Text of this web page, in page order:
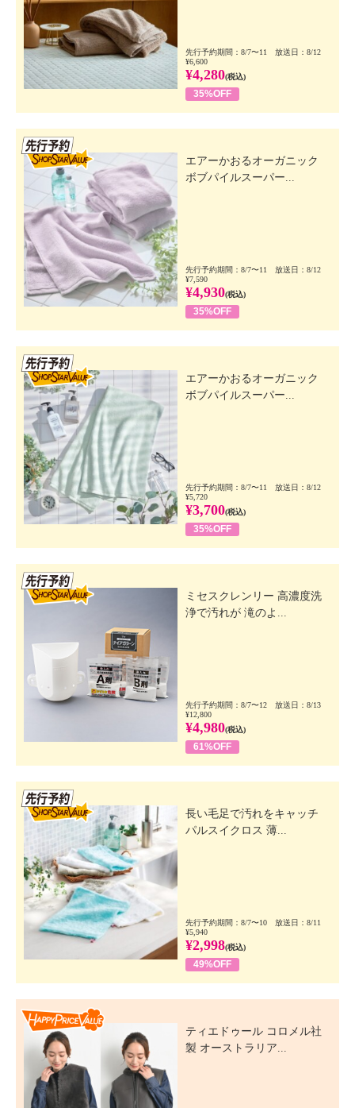
先行予約期間：8/7〜11 放送日：8/12
¥6,600
¥4,280(税込)
35%OFF
エアーかおるオーガニック
ボブパイルスーパー...
先行予約期間：8/7〜11 放送日：8/12
¥7,590
¥4,930(税込)
35%OFF
エアーかおるオーガニック
ボブパイルスーパー...
先行予約期間：8/7〜11 放送日：8/12
¥5,720
¥3,700(税込)
35%OFF
ミセスクレンリー 高濃度洗
浄で汚れが 滝のよ...
先行予約期間：8/7〜12 放送日：8/13
¥12,800
¥4,980(税込)
61%OFF
長い毛足で汚れをキャッチ
パルスイクロス 薄...
先行予約期間：8/7〜10 放送日：8/11
¥5,940
¥2,998(税込)
49%OFF
ティエドゥール コロメル社
製 オーストラリア...